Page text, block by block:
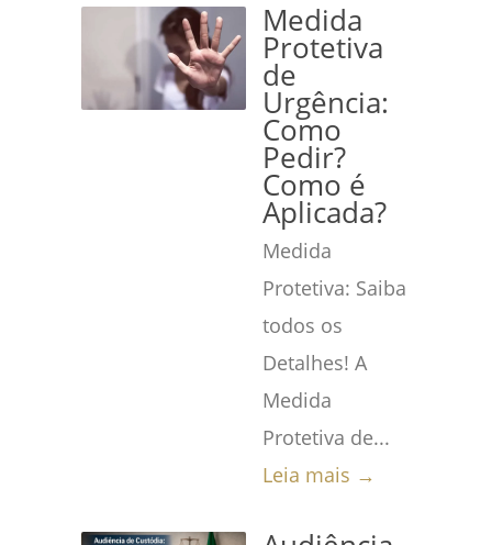
Medida
Protetiva
de
Urgência:
Como
Pedir?
Como é
Aplicada?
Medida
Protetiva: Saiba
todos os
Detalhes! A
Medida
Protetiva de...
Leia mais →